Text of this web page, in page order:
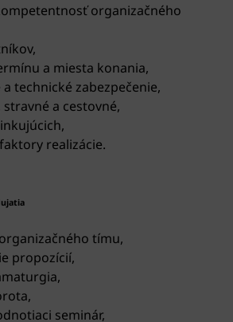
organizačného
a miesta konania,
technické zabezpečenie,
a cestovné,
realizácie.
tímu,
propozícií,
seminár,